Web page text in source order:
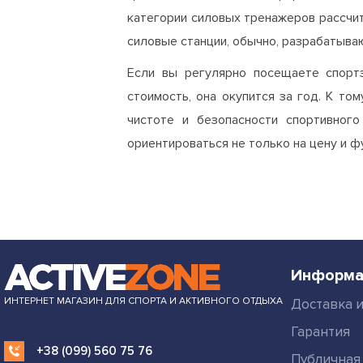
категории силовых тренажеров
силовые станции, обычно,
Если вы регулярно посещаете
стоимость, она окупится за год. К
чистоте и безопасности
ориентироваться не только на цену и
ИНТЕРНЕТ МАГАЗИН ДЛЯ СПОРТА И АКТИВНОГО ОТДЫХА
+38 (099) 560 75 76
Доставка
Гарантия